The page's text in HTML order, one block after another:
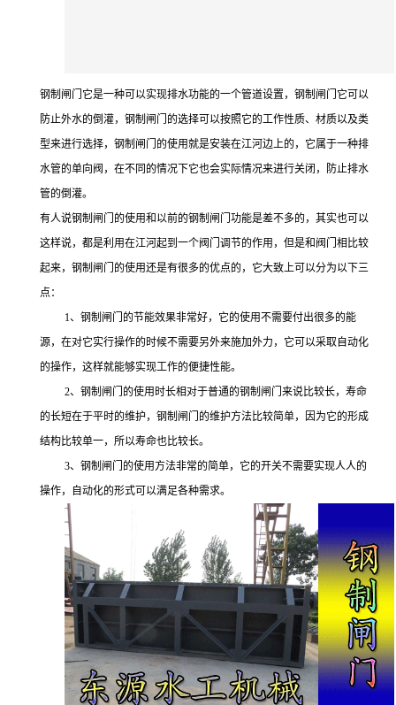
钢制闸门它是一种可以实现排水功能的一个管道设置，钢制闸门它可以
防止外水的倒灌，钢制闸门的选择可以按照它的工作性质、材质以及类
型来进行选择，钢制闸门的使用就是安装在江河边上的，它属于一种排
水管的单向阀，在不同的情况下它也会实际情况来进行关闭，防止排水
管的倒灌。
有人说钢制闸门的使用和以前的钢制闸门功能是差不多的，其实也可以
这样说，都是利用在江河起到一个阀门调节的作用，但是和阀门相比较
起来，钢制闸门的使用还是有很多的优点的，它大致上可以分为以下三
点：
1、钢制闸门的节能效果非常好，它的使用不需要付出很多的能
源，在对它实行操作的时候不需要另外来施加外力，它可以采取自动化
的操作，这样就能够实现工作的便捷性能。
2、钢制闸门的使用时长相对于普通的钢制闸门来说比较长，寿命
的长短在于平时的维护，钢制闸门的维护方法比较简单，因为它的形成
结构比较单一，所以寿命也比较长。
3、钢制闸门的使用方法非常的简单，它的开关不需要实现人人的
操作，自动化的形式可以满足各种需求。